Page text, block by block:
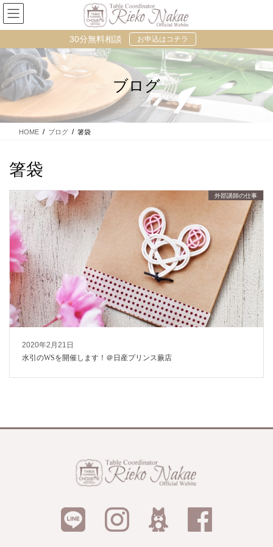
コ
ン
テ
に
移
ナ
ビ
ゲ
ョ
ン
動
30分無料相談 お申込はコチラ
ブログ
HOME ブログ 箸袋
箸袋
2020年2月21日
外部講師の仕事
水引のWSを開催します！＠日産プリンス蕨店